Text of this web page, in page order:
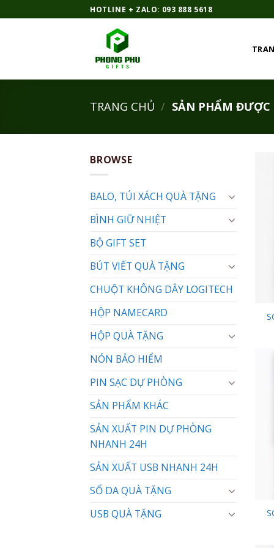
qua
HOTLINE + ZALO: 093 888 5618
TRANG CHỦ / SẢN PHẨM ĐƯỢC
BROWSE
BALO, TÚI XÁCH QUÀ TẶNG
BÌNH GIỮ NHIỆT
BỘ GIFT SET
BÚT VIẾT QUÀ TẶNG
CHUỘT KHÔNG DÂY LOGITECH
HỘP NAMECARD
HỘP QUÀ TẶNG
NÓN BẢO HIỂM
PIN SẠC DỰ PHÒNG
SẢN PHẨM KHÁC
SẢN XUẤT PIN DỰ PHÒNG
NHANH 24H
SẢN XUẤT USB NHANH 24H
SỔ DA QUÀ TẶNG
USB QUÀ TẶNG